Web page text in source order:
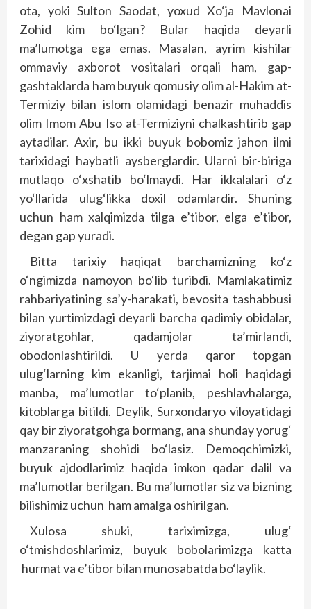
ota, yoki Sulton Saodat, yoxud Xo‘ja Mavlonai
Zohid kim bo‘lgan? Bular haqida deyarli
ma’lumotga ega emas. Masalan, ayrim kishilar
ommaviy axborot vositalari orqali ham, gap-
gashtaklarda ham buyuk qomusiy olim al-Hakim at-
Termiziy bilan islom olamidagi benazir muhaddis
olim Imom Abu Iso at-Termiziyni chalkashtirib gap
aytadilar. Axir, bu ikki buyuk bobomiz jahon ilmi
tarixidagi haybatli aysberglardir. Ularni bir-biriga
mutlaqo o‘xshatib bo‘lmaydi. Har ikkalalari o‘z
yo‘llarida ulug‘likka doxil odamlardir. Shuning
uchun ham xalqimizda tilga e’tibor, elga e’tibor,
degan gap yuradi.
Bitta tarixiy haqiqat barchamizning ko‘z
o‘ngimizda namoyon bo‘lib turibdi. Mamlakatimiz
rahbariyatining sa’y-harakati, bevosita tashabbusi
bilan yurtimizdagi deyarli barcha qadimiy obidalar,
ziyoratgohlar, qadamjolar ta’mirlandi,
obodonlashtirildi. U yerda qaror topgan
ulug‘larning kim ekanligi, tarjimai holi haqidagi
manba, ma’lumotlar to‘planib, peshlavhalarga,
kitoblarga bitildi. Deylik, Surxondaryo viloyatidagi
qay bir ziyoratgohga bormang, ana shunday yorug‘
manzaraning shohidi bo‘lasiz. Demoqchimizki,
buyuk ajdodlarimiz haqida imkon qadar dalil va
ma’lumotlar berilgan. Bu ma’lumotlar siz va bizning
bilishimiz uchun ham amalga oshirilgan.
Xulosa shuki, tariximizga, ulug‘
o‘tmishdoshlarimiz, buyuk bobolarimizga katta
hurmat va e’tibor bilan munosabatda bo‘laylik.